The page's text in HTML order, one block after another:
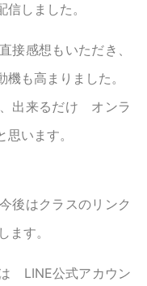
信しました。
接感想もいただき、
も高まりました。
出来るだけ オンラ
います。
後はクラスのリンク
ます。
LINE公式アカウン